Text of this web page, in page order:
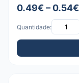
0.49€ – 0.54€
Quantidade: